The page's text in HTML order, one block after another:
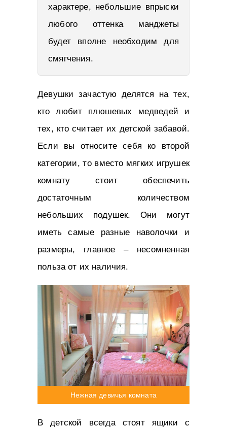
характере, небольшие впрыски
любого оттенка манджеты
будет вполне необходим для
смягчения.
Девушки зачастую делятся на тех,
кто любит плюшевых медведей и
тех, кто считает их детской забавой.
Если вы относите себя ко второй
категории, то вместо мягких игрушек
комнату стоит обеспечить
достаточным количеством
небольших подушек. Они могут
иметь самые разные наволочки и
размеры, главное – несомненная
польза от их наличия.
Нежная девичья комната
В детской всегда стоят ящики с